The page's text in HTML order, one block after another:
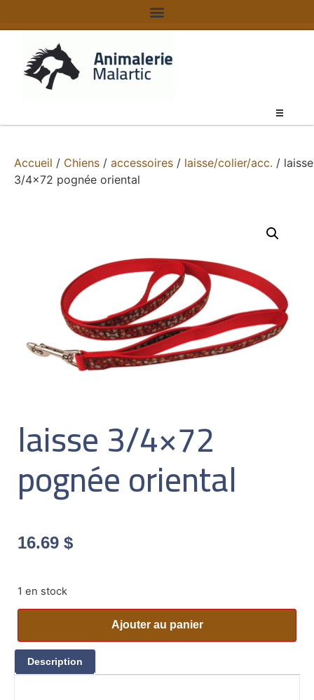
Accueil / Chiens / accessoires / laisse/colier/acc. / laisse
3/4×72 pognée oriental
laisse 3/4×72
pognée oriental
16.69 $
1 en stock
Ajouter au panier
Description